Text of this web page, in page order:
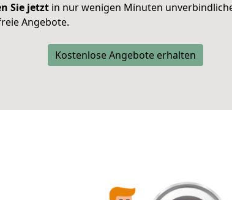
Sie jetzt in nur wenigen Minuten
Angebote.
Kostenlose Angebote erhalten